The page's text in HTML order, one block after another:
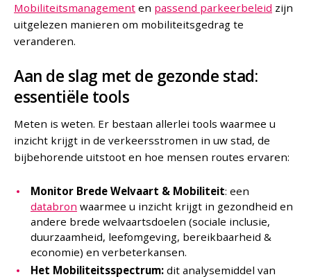
Mobiliteitsmanagement en passend parkeerbeleid zijn
uitgelezen manieren om mobiliteitsgedrag te
veranderen.
Aan de slag met de gezonde stad:
essentiële tools
Meten is weten. Er bestaan allerlei tools waarmee u
inzicht krijgt in de verkeersstromen in uw stad, de
bijbehorende uitstoot en hoe mensen routes ervaren:
Monitor Brede Welvaart & Mobiliteit: een
databron waarmee u inzicht krijgt in gezondheid en
andere brede welvaartsdoelen (sociale inclusie,
duurzaamheid, leefomgeving, bereikbaarheid &
economie) en verbeterkansen.
Het Mobiliteitsspectrum: dit analysemiddel van